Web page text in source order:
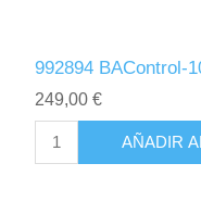
992894 BAControl-
249,00 €
AÑADIR